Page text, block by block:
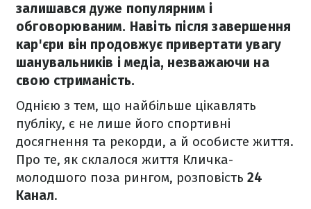
залишався дуже популярним і
обговорюваним. Навіть після завершення
кар'єри він продовжує привертати увагу
шанувальників і медіа, незважаючи на
свою стриманість.
Однією з тем, що найбільше цікавлять
публіку, є не лише його спортивні
досягнення та рекорди, а й особисте життя.
Про те, як склалося життя Кличка-
молодшого поза рингом, розповість 24
Канал.